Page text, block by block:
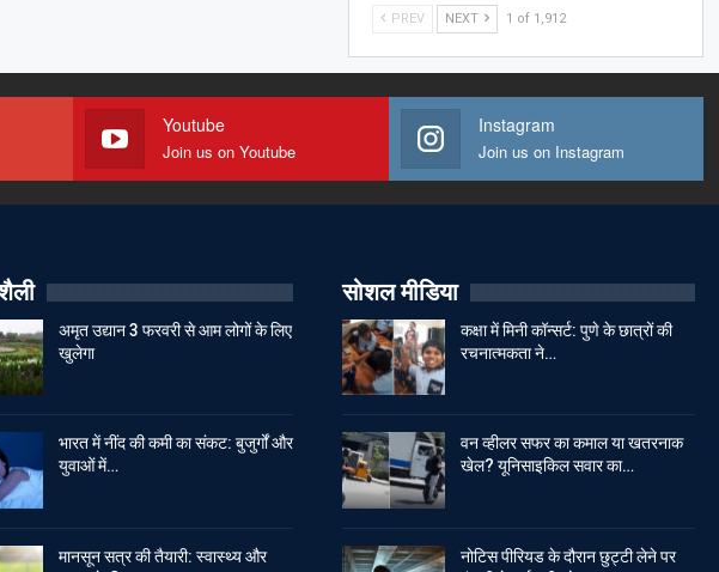
PREV NEXT 1 of 1,912
Youtube
Join us on Youtube
Instagram
Join us on Instagram
अमृत उद्यान 3 फरवरी से आम लोगों के लिए
खुलेगा
भारत में नींद की कमी का संकट: बुजुर्गों और
युवाओं में…
मानसून सत्र की तैयारी: स्वास्थ्य और
सोशल मीडिया
कक्षा में मिनी कॉन्सर्ट: पुणे के छात्रों की
रचनात्मकता ने…
वन व्हीलर सफर का कमाल या खतरनाक
खेल? यूनिसाइकिल सवार का…
नोटिस पीरियड के दौरान छुट्टी लेने पर